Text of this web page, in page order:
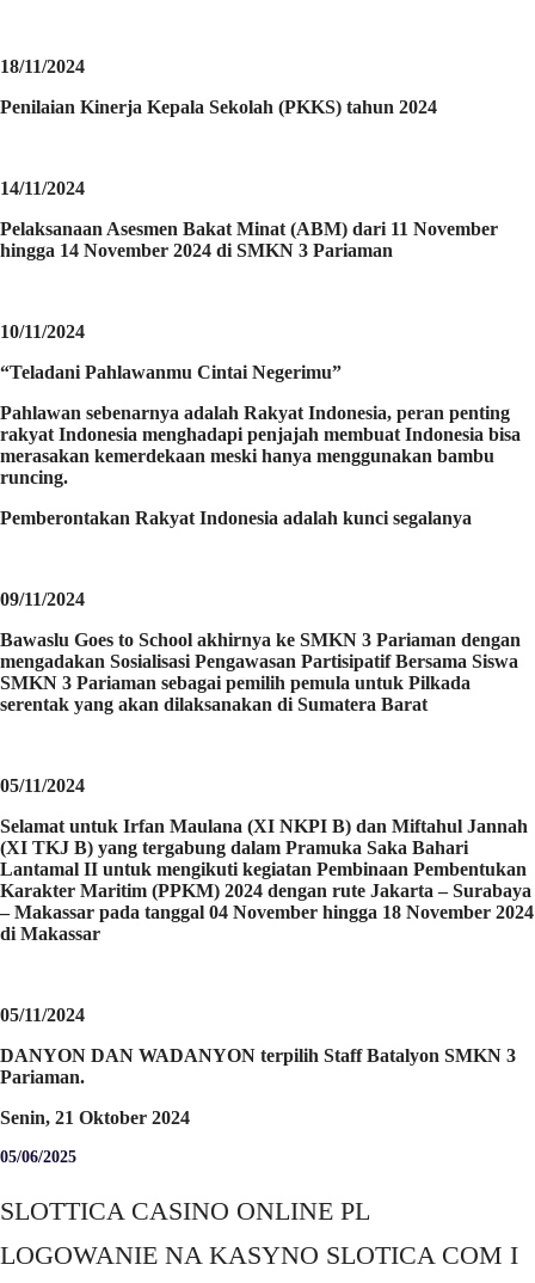
18/11/2024
Penilaian Kinerja Kepala Sekolah (PKKS) tahun 2024
14/11/2024
Pelaksanaan Asesmen Bakat Minat (ABM) dari 11 November
hingga 14 November 2024 di SMKN 3 Pariaman
10/11/2024
“Teladani Pahlawanmu Cintai Negerimu”
Pahlawan sebenarnya adalah Rakyat Indonesia, peran penting
rakyat Indonesia menghadapi penjajah membuat Indonesia bisa
merasakan kemerdekaan meski hanya menggunakan bambu
runcing.
Pemberontakan Rakyat Indonesia adalah kunci segalanya
09/11/2024
Bawaslu Goes to School akhirnya ke SMKN 3 Pariaman dengan
mengadakan Sosialisasi Pengawasan Partisipatif Bersama Siswa
SMKN 3 Pariaman sebagai pemilih pemula untuk Pilkada
serentak yang akan dilaksanakan di Sumatera Barat
05/11/2024
Selamat untuk Irfan Maulana (XI NKPI B) dan Miftahul Jannah
(XI TKJ B) yang tergabung dalam Pramuka Saka Bahari
Lantamal II untuk mengikuti kegiatan Pembinaan Pembentukan
Karakter Maritim (PPKM) 2024 dengan rute Jakarta – Surabaya
– Makassar pada tanggal 04 November hingga 18 November 2024
di Makassar
05/11/2024
DANYON DAN WADANYON terpilih Staff Batalyon SMKN 3
Pariaman.
Senin, 21 Oktober 2024
05/06/2025
SLOTTICA CASINO ONLINE PL ️
LOGOWANIE NA KASYNO SLOTICA COM I